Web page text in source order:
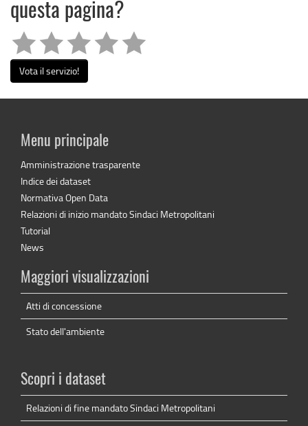
questa pagina?
Vota il servizio!
Menu principale
Amministrazione trasparente
Indice dei dataset
Normativa Open Data
Relazioni di inizio mandato Sindaci Metropolitani
Tutorial
News
Maggiori visualizzazioni
Atti di concessione
Stato dell'ambiente
Scopri i dataset
Relazioni di fine mandato Sindaci Metropolitani